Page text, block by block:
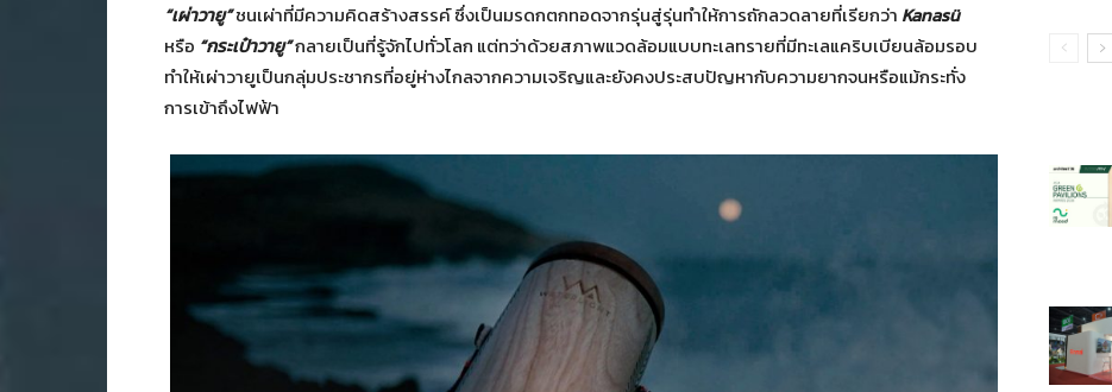
“เผ่าวายู”ชนเผ่าที่มีความคิดสร้างสรรค์ ซึ่งเป็นมรดกตกทอดจากรุ่นสู่รุ่นทำให้การถักลวดลายที่เรียกว่า Kanasü
หรือ “กระเป๋าวายู”กลายเป็นที่รู้จักไปทั่วโลก แต่ทว่าด้วยสภาพแวดล้อมแบบทะเลทรายที่มีทะเลแคริบเบียนล้อมรอบ
ทำให้เผ่าวายูเป็นกลุ่มประชากรที่อยู่ห่างไกลจากความเจริญและยังคงประสบปัญหากับความยากจนหรือแม้กระทั่ง
การเข้าถึงไฟฟ้า